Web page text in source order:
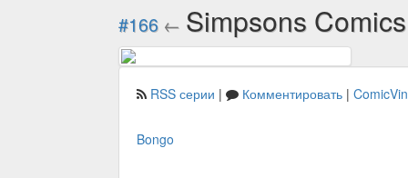
#166 ← Simpsons
RSS серии | Комментировать |
Bongo